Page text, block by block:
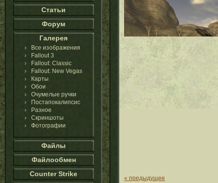
Статьи
Форум
Галерея
Все изображения
Fallout 3
Fallout: Classic
Fallout: New Vegas
Карты
Обои
Очумелые ручки
Постапокалипсис
Разное
Скриншоты
Фотографии
Файлы
Файлообмен
Counter Strike
« предыдущее